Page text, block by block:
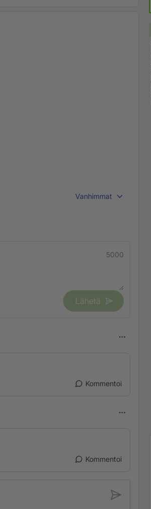
Vanhimmat
5000
Lähetä
Kommentoi
Kommentoi